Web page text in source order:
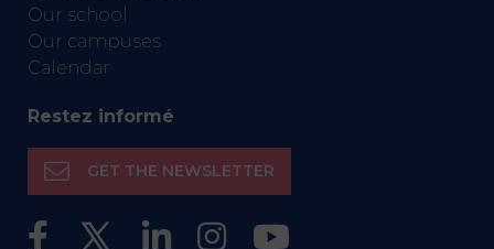
Our school
Our campuses
Calendar
Restez informé
GET THE NEWSLETTER